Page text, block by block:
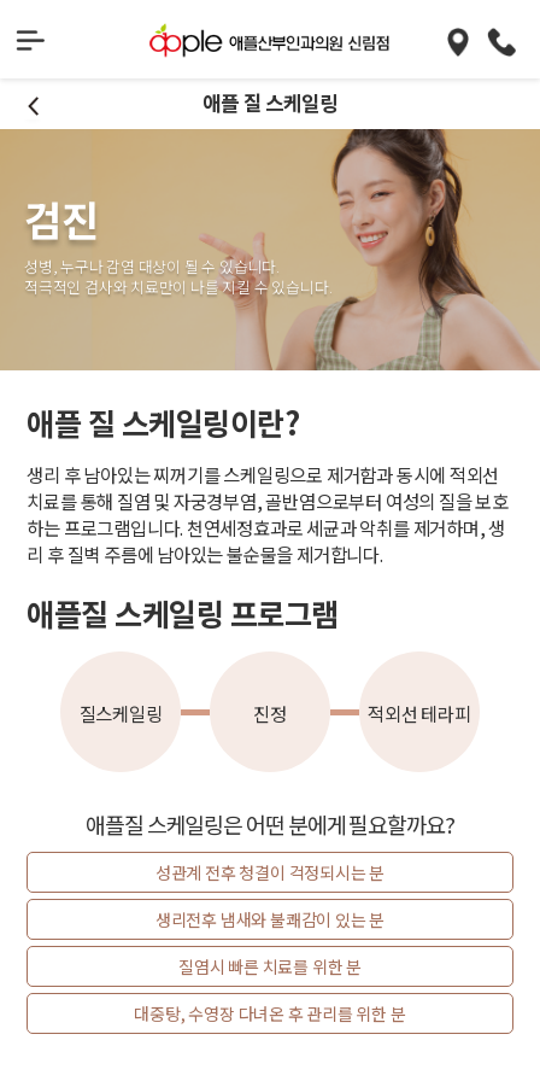
애플 질 스케일링
검진
성병, 누구나 감염 대상이 될 수 있습니다.
적극적인 검사와 치료만이 나를 지킬 수 있습니다.
애플 질 스케일링이란?
생리 후 남아있는 찌꺼기를 스케일링으로 제거함과 동시에 적외선
치료를 통해 질염 및 자궁경부염, 골반염으로부터 여성의 질을 보호
하는 프로그램입니다. 천연세정효과로 세균과 악취를 제거하며, 생
리 후 질벽 주름에 남아있는 불순물을 제거합니다.
애플질 스케일링 프로그램
질스케일링 진정 적외선 테라피
애플질 스케일링은 어떤 분에게 필요할까요?
성관계 전후 청결이 걱정되시는 분
생리전후 냄새와 불쾌감이 있는 분
질염시 빠른 치료를 위한 분
대중탕, 수영장 다녀온 후 관리를 위한 분